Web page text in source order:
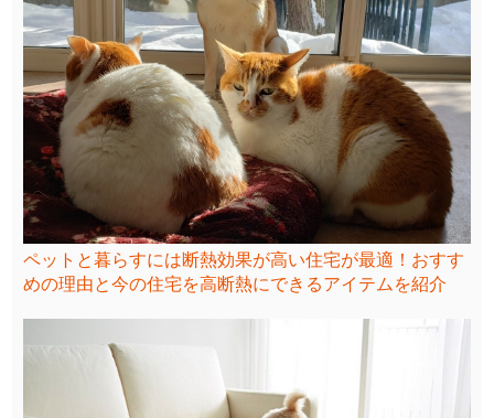
ペットと暮らすには断熱効果が高い住宅が最適！おすす
めの理由と今の住宅を高断熱にできるアイテムを紹介